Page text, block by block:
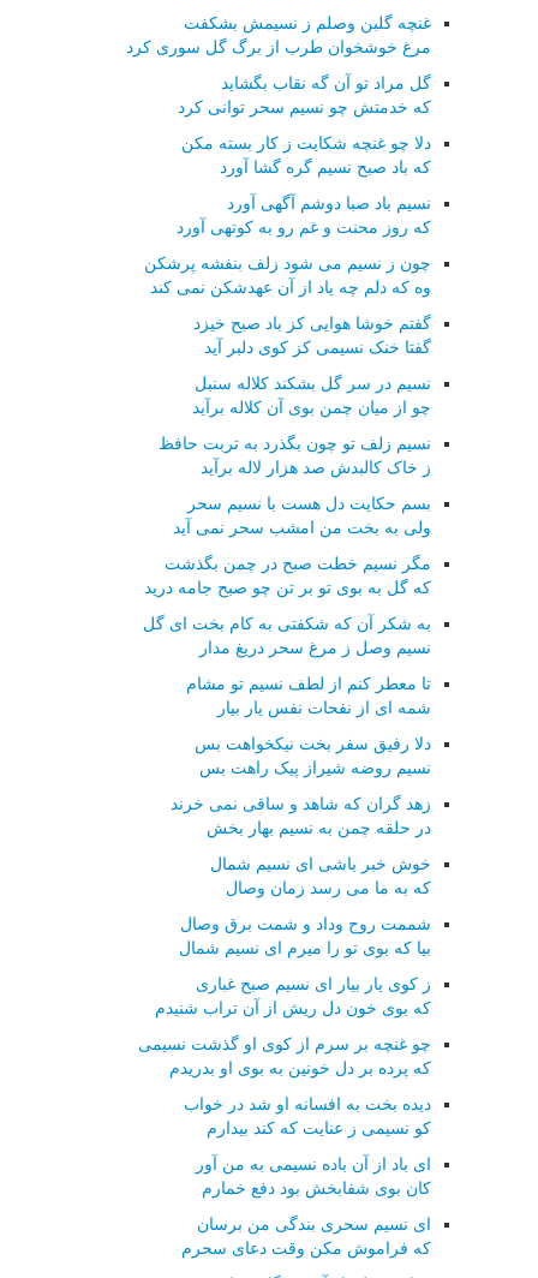
غنچه گلبن وصلم ز نسیمش بشکفت
مرغ خوشخوان طرب از برگ گل سوری کرد
گل مراد تو آن گه نقاب بگشاید
که خدمتش چو نسیم سحر توانی کرد
دلا چو غنچه شکایت ز کار بسته مکن
که باد صبح نسیم گره گشا آورد
نسیم باد صبا دوشم آگهی آورد
که روز محنت و غم رو به کوتهی آورد
چون ز نسیم می شود زلف بنفشه پرشکن
وه که دلم چه یاد از آن عهدشکن نمی کند
گفتم خوشا هوایی کز باد صبح خیزد
گفتا خنک نسیمی کز کوی دلبر آید
نسیم در سر گل بشکند کلاله سنبل
چو از میان چمن بوی آن کلاله برآید
نسیم زلف تو چون بگذرد به تربت حافظ
ز خاک کالبدش صد هزار لاله برآید
بسم حکایت دل هست با نسیم سحر
ولی به بخت من امشب سحر نمی آید
مگر نسیم خطت صبح در چمن بگذشت
که گل به بوی تو بر تن چو صبح جامه درید
به شکر آن که شکفتی به کام بخت ای گل
نسیم وصل ز مرغ سحر دریغ مدار
تا معطر کنم از لطف نسیم تو مشام
شمه ای از نفحات نفس یار بیار
دلا رفیق سفر بخت نیکخواهت بس
نسیم روضه شیراز پیک راهت بس
زهد گران که شاهد و ساقی نمی خرند
در حلقه چمن به نسیم بهار بخش
خوش خبر باشی ای نسیم شمال
که به ما می رسد زمان وصال
شممت روح وداد و شمت برق وصال
بیا که بوی تو را میرم ای نسیم شمال
ز کوی یار بیار ای نسیم صبح غباری
که بوی خون دل ریش از آن تراب شنیدم
چو غنچه بر سرم از کوی او گذشت نسیمی
که پرده بر دل خونین به بوی او بدریدم
دیده بخت به افسانه او شد در خواب
کو نسیمی ز عنایت که کند بیدارم
ای باد از آن باده نسیمی به من آور
کان بوی شفابخش بود دفع خمارم
ای نسیم سحری بندگی من برسان
که فراموش مکن وقت دعای سحرم